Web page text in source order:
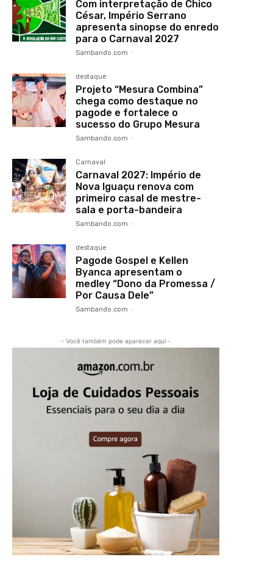
Com interpretação de Chico
César, Império Serrano
apresenta sinopse do enredo
para o Carnaval 2027
Sambando.com -
destaque
Projeto “Mesura Combina”
chega como destaque no
pagode e fortalece o
sucesso do Grupo Mesura
Sambando.com -
Carnaval
Carnaval 2027: Império de
Nova Iguaçu renova com
primeiro casal de mestre-
sala e porta-bandeira
Sambando.com -
destaque
Pagode Gospel e Kellen
Byanca apresentam o
medley “Dono da Promessa /
Por Causa Dele”
Sambando.com -
- Você também pode aparecer aqui -